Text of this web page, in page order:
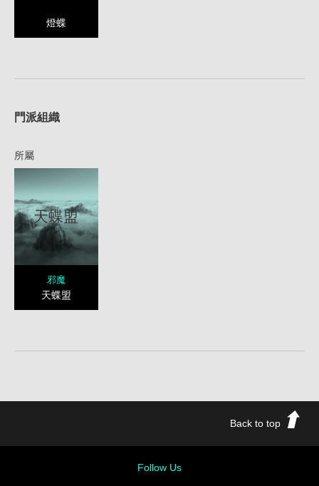
燈蝶
門派組織
所屬
天蝶盟
邪魔
天蝶盟
Back to top
Follow Us